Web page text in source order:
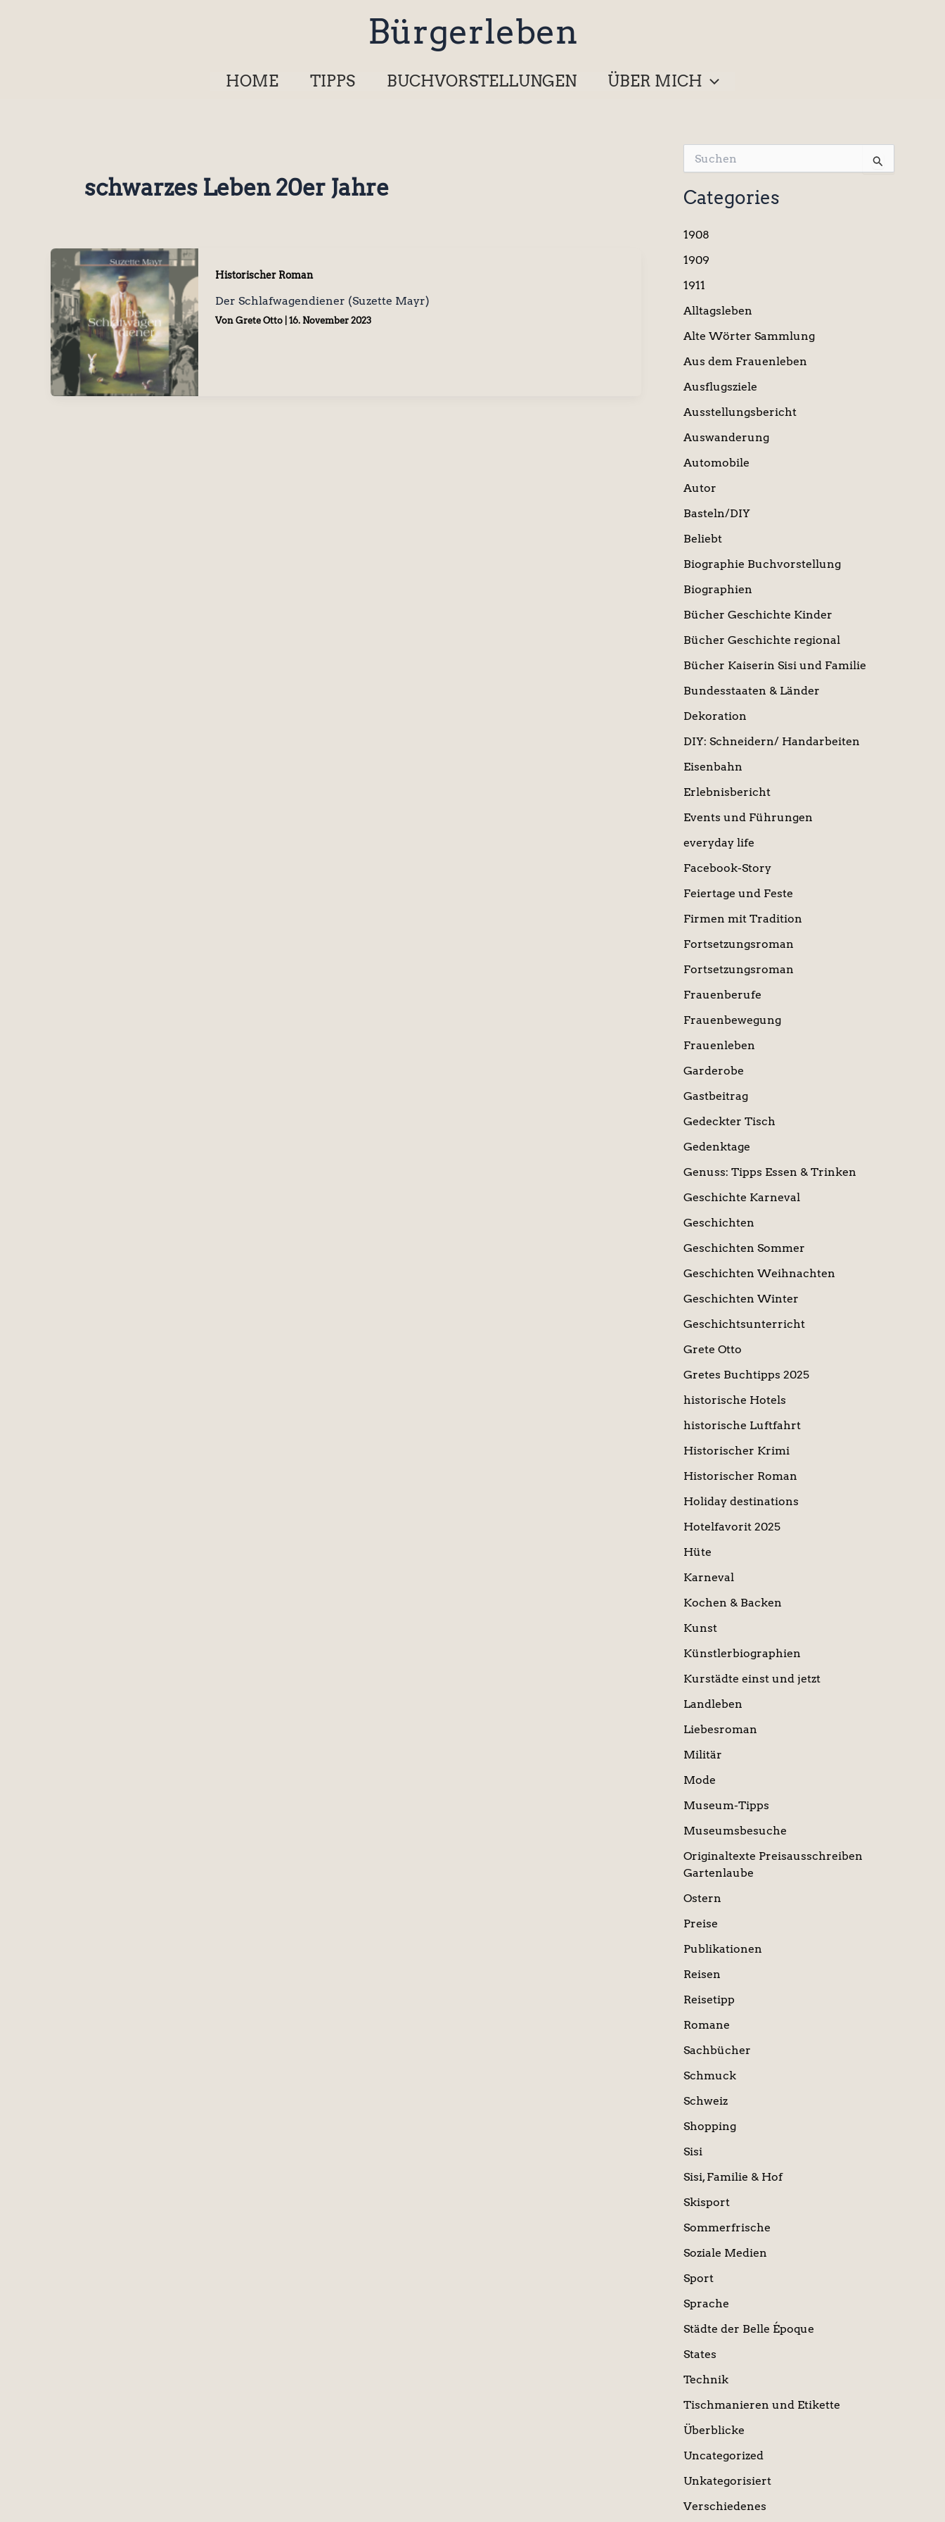
Bürgerleben
HOME TIPPS BUCHVORSTELLUNGEN ÜBER MICH
schwarzes Leben 20er Jahre
Historischer Roman
Der Schlafwagendiener (Suzette Mayr)
Von Grete Otto 16. November 2023
u
c
h
n
a
h
Categories
1908
1909
1911
Alltagsleben
Alte Wörter Sammlung
Aus dem Frauenleben
Ausflugsziele
Ausstellungsbericht
Auswanderung
Automobile
Autor
Basteln/DIY
Beliebt
Biographie Buchvorstellung
Biographien
Bücher Geschichte Kinder
Bücher Geschichte regional
Bücher Kaiserin Sisi und Familie
Bundesstaaten & Länder
Dekoration
DIY: Schneidern/ Handarbeiten
Eisenbahn
Erlebnisbericht
Events und Führungen
everyday life
Facebook-Story
Feiertage und Feste
Firmen mit Tradition
Fortsetzungsroman
Fortsetzungsroman
Frauenberufe
Frauenbewegung
Frauenleben
Garderobe
Gastbeitrag
Gedeckter Tisch
Gedenktage
Genuss: Tipps Essen & Trinken
Geschichte Karneval
Geschichten
Geschichten Sommer
Geschichten Weihnachten
Geschichten Winter
Geschichtsunterricht
Grete Otto
Gretes Buchtipps 2025
historische Hotels
historische Luftfahrt
Historischer Krimi
Historischer Roman
Holiday destinations
Hotelfavorit 2025
Hüte
Karneval
Kochen & Backen
Kunst
Künstlerbiographien
Kurstädte einst und jetzt
Landleben
Liebesroman
Militär
Mode
Museum-Tipps
Museumsbesuche
Originaltexte Preisausschreiben
Gartenlaube
Ostern
Preise
Publikationen
Reisen
Reisetipp
Romane
Sachbücher
Schmuck
Schweiz
Shopping
Sisi
Sisi, Familie & Hof
Skisport
Sommerfrische
Soziale Medien
Sport
Sprache
Städte der Belle Époque
States
Technik
Tischmanieren und Etikette
Überblicke
Uncategorized
Unkategorisiert
Verschiedenes